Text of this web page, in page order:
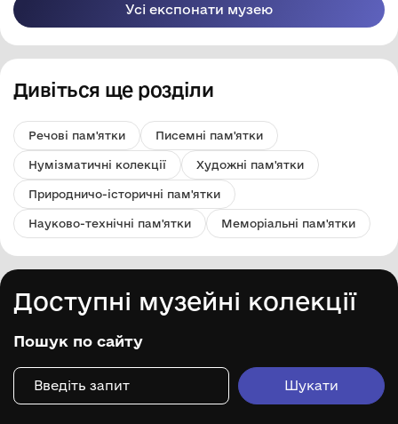
Усі експонати музею
Дивіться ще розділи
Речові пам'ятки Писемні пам'ятки
Нумізматичні колекції Художні пам'ятки
Природничо-історичні пам'ятки
Науково-технічні пам'ятки Меморіальні пам'ятки
Доступні музейні колекції
Пошук по сайту